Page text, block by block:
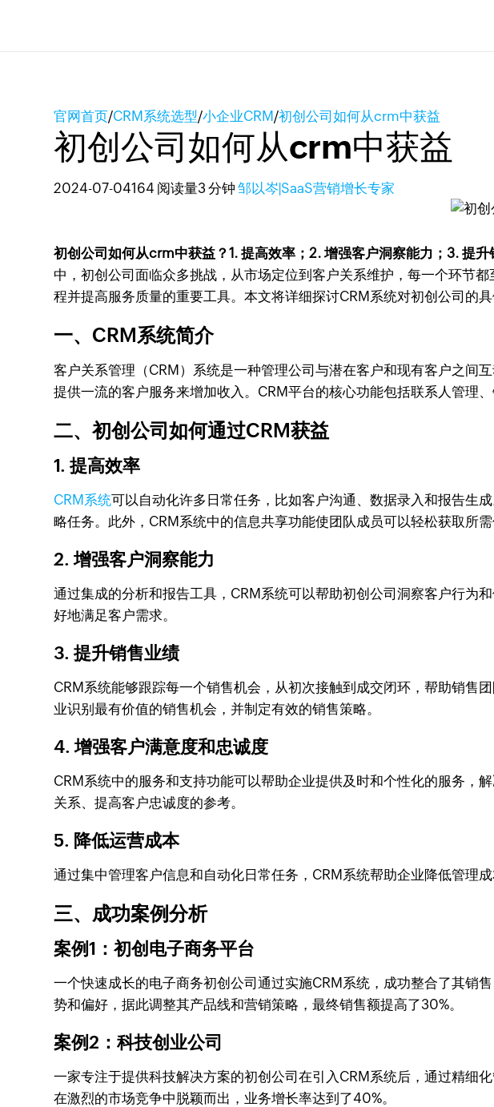
官网首页/CRM系统选型/小企业CRM/初创公司如何从crm中获益
初创公司如何从crm中获益
2024-07-04164 阅读量3 分钟 邹以岑|SaaS营销增长专家
初创公司如何从crm中获益？1. 提高效率；2. 增强客户洞察能力；3. 提
中，初创公司面临众多挑战，从市场定位到客户关系维护，每一个环节
程并提高服务质量的重要工具。本文将详细探讨CRM系统对初创公司的
一、CRM系统简介
客户关系管理（CRM）系统是一种管理公司与潜在客户和现有客户之间
提供一流的客户服务来增加收入。CRM平台的核心功能包括联系人管理
二、初创公司如何通过CRM获益
1. 提高效率
CRM系统可以自动化许多日常任务，比如客户沟通、数据录入和报告生
略任务。此外，CRM系统中的信息共享功能使团队成员可以轻松获取所需
2. 增强客户洞察能力
通过集成的分析和报告工具，CRM系统可以帮助初创公司洞察客户行为
好地满足客户需求。
3. 提升销售业绩
CRM系统能够跟踪每一个销售机会，从初次接触到成交闭环，帮助销售
业识别最有价值的销售机会，并制定有效的销售策略。
4. 增强客户满意度和忠诚度
CRM系统中的服务和支持功能可以帮助企业提供及时和个性化的服务，
关系、提高客户忠诚度的参考。
5. 降低运营成本
通过集中管理客户信息和自动化日常任务，CRM系统帮助企业降低管理
三、成功案例分析
案例1：初创电子商务平台
一个快速成长的电子商务初创公司通过实施CRM系统，成功整合了其销
势和偏好，据此调整其产品线和营销策略，最终销售额提高了30%。
案例2：科技创业公司
一家专注于提供科技解决方案的初创公司在引入CRM系统后，通过精细
在激烈的市场竞争中脱颖而出，业务增长率达到了40%。